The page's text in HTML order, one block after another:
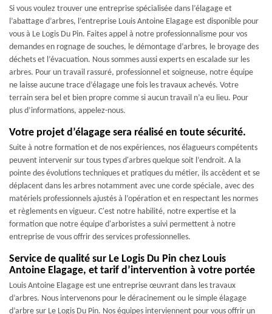
Si vous voulez trouver une entreprise spécialisée dans l’élagage et
l’abattage d’arbres, l’entreprise Louis Antoine Elagage est disponible pour
vous à Le Logis Du Pin. Faites appel à notre professionnalisme pour vos
demandes en rognage de souches, le démontage d’arbres, le broyage des
déchets et l’évacuation. Nous sommes aussi experts en escalade sur les
arbres. Pour un travail rassuré, professionnel et soigneuse, notre équipe
ne laisse aucune trace d’élagage une fois les travaux achevés. Votre
terrain sera bel et bien propre comme si aucun travail n’a eu lieu. Pour
plus d’informations, appelez-nous.
Votre projet d’élagage sera réalisé en toute sécurité.
Suite à notre formation et de nos expériences, nos élagueurs compétents
peuvent intervenir sur tous types d'arbres quelque soit l’endroit. A la
pointe des évolutions techniques et pratiques du métier, ils accèdent et se
déplacent dans les arbres notamment avec une corde spéciale, avec des
matériels professionnels ajustés à l’opération et en respectant les normes
et règlements en vigueur. C'est notre habilité, notre expertise et la
formation que notre équipe d'arboristes a suivi permettent à notre
entreprise de vous offrir des services professionnelles.
Service de qualité sur Le Logis Du Pin chez Louis
Antoine Elagage, et tarif d’intervention à votre portée
Louis Antoine Elagage est une entreprise œuvrant dans les travaux
d’arbres. Nous intervenons pour le déracinement ou le simple élagage
d’arbre sur Le Logis Du Pin. Nos équipes interviennent pour vous offrir un